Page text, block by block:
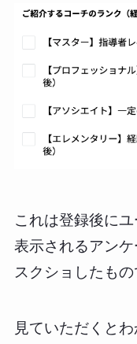
これは登録後に
表示されるアン
スクショしたもの
見ていただくとわ